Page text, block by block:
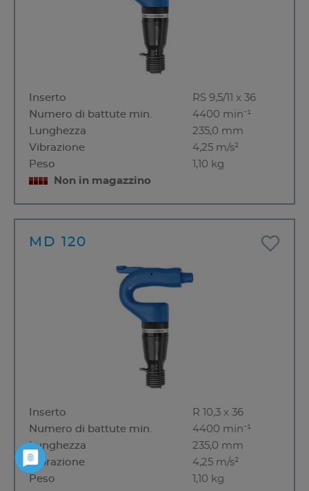
Inserto
RS 9,5/11 x 36
Numero di battute min.
4400 min⁻¹
Lunghezza
235,0 mm
Vibrazione
4,25 m/s²
Peso
1,10 kg
Non in magazzino
MD 120
Inserto
R 10,3 x 36
Numero di battute min.
4400 min⁻¹
Lunghezza
235,0 mm
Vibrazione
4,25 m/s²
Peso
1,10 kg